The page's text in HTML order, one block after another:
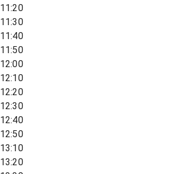
11:20
11:30
11:40
11:50
12:00
12:10
12:20
12:30
12:40
12:50
13:10
13:20